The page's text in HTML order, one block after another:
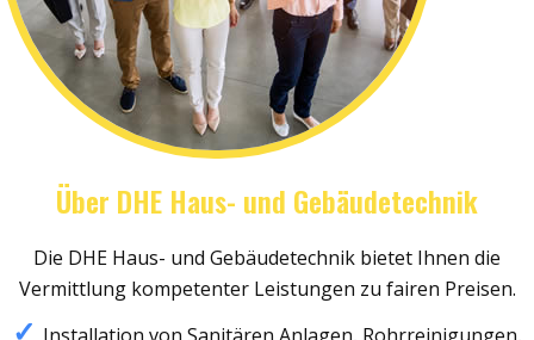
Über DHE Haus- und Gebäudetechnik
Die DHE Haus- und Gebäudetechnik bietet Ihnen die
Vermittlung kompetenter Leistungen zu fairen Preisen.